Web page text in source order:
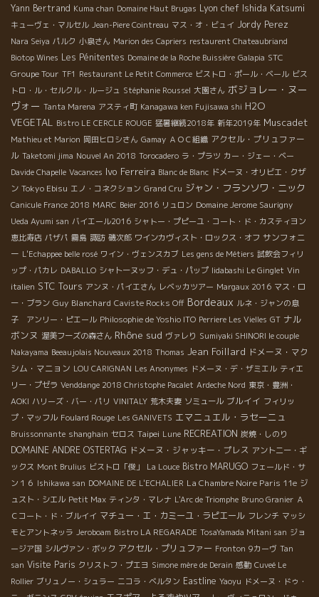
Yann Bertrand Kuma chan Domaine Haut Brugas Lyon chef Ishida Katsumi
キューヴェ・マルセル Jean-Piere Cointreau マス・オ・ビュイ Jordy Perez
Nara Seiya パルク 小泉さん Marion des Capriers restaurent Chateaubriand
Biotop Wines Les Pénitentes Domaine de la Roche Buissière Galapia STC
Groupe Tour TF1 Restaurant Le Petit Commerce ビストロ・ポール・ベール ビス
トロ・ル・セルクル・ルージュ Stéphanie Roussel 大園さん ボジョレー・ヌー
ヴォー Tanta Marena アスティ町 Kanagawa ken Fujisawa shi H2O
VEGETAL Bistro LE CERCLE ROUGE 猛暑継続2018年 新年2019年 Muscadet
Mathieu et Marion 岡田ヒロシさん Gamay ＡＯＣ組織 アクセル・プリュファー
ル Taketomi jima Nouvel An 2018 Torocadero ラ・プラツ カー・ジェー・ベー
Davide Chapelle Vacances Ivo Ferreira Blanc de Blanc ドメーヌ・オリビエ・クザ
ン Tokyo Ebisu エノ・コネクション Grand Cru ジャン・フランソワ・ニック
Canicule France 2018 MARC Beier 2016 リュロン Domaine Jerome Saurigny
Ueda Ayumi san バイエール2016 シャトー・プピーユ・コート・ド・カスティヨン
恵比寿店 パザパ 霧島 諏訪 磯次郎 ワインカヴィスト・ロックス・オフ サンフォニ
ー L'Echappee belle rosé ワイン・ヴェンスカブ Les gens de Métiers 試飲会フィリ
ップ・パカレ DABALLO シャトーヌッフ・デュ・パップ Iidabashi Le Ginglet Vin
italien STC Tours アンヌ・パイエさん レベッカツアー Margaux 2016 マス・ロ
ー・ブラン Guy Blanchard Caviste Rocks Off Bordeaux ルネ・ジャンの息
子 アンリー・ピエール Philosophie de Yoshio ITO Perriere Les Vielles GT ナル
ボンヌ 渥美フーズの森さん Rhône sud ヴァレり Sumiyaki SHINORI le couple
Nakayama Beeaujolais Nouveaux 2018 Thomas Jean Foillard ドメーヌ・マク
シム・マニョン LOU CARIGNAN Les Anonymes ドメーヌ・デ・ザミエル ティエ
リー・プゼラ Venddange 2018 Christophe Pacalet Ardeche Nord 東京・豊洲・
AOKI ハリーズ・バー・パリ VINITALY 荒木夫妻 ソミュール ブルイイ フィリッ
プ・マッフル Foulard Rouge Les GANIVETS エマニュエル・ラセーニュ
Bruissonnante shanghain セロス Taipei Lune RECREATION 炭焼・しのり
DOMAINE ANDRE OSTERTAG ドメーヌ・ジャッキー・プレス アントニー・ギ
ックス Mont Brulius ビストロ「俊」 La Louce Bistro MARUGO フェールド・サ
ン１６ Ishikawa san DOMAINE DE L'ECHALIER La Chambre Noire Paris 11e ジ
ュスト・シエル Petit Max ティンタ・マレナ L'Arc de Triomphe Bruno Granier Ａ
Ｃコート・ド・ブルイイ マチュー・エ・カミーユ・ラピエール フレンチ マッシ
モとアントネッラ Jeroboam Bistro LA REGARADE TosaYamada Mitani san ジョ
ージア国 シルヴァン・ボック アクセル・プリュファー Fronton 9カーヴ Tan
san Visite Paris クリストフ・プエヨ Simone mère de Derain 感動 Cuveé Le
Rollier ブリュノー・シュラー ニコラ・ベルタン Eastline Yaoyu ドメーヌ・ドゥ・